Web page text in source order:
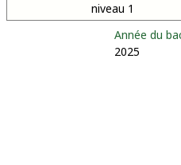
niveau 1
Année du
2025